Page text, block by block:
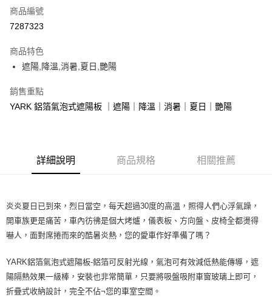
超商取貨付款
Apple Pay
街口支付
悠遊付
AFTEE先享後付
便利好安心！
１．簡單：不需註冊會員、不需綁卡、不需儲值。
２．便利：只要手機號碼，簡訊認證，即可結帳。
３．安心：先確認商品／服務後，再付款。
【「AFTEE先享後付」結帳流程】
結帳頁面，進行簡訊認證並確認金額後，即可完成結帳。
２．訂單成立數日內，您將收到繳費通知簡訊。
運送方式
全家取貨付款 (運費60$)
每筆NT$70，滿NT$490(含以上)免運費
付款後全家取貨 (運費70$)
每筆NT$70，滿NT$490(含以上)免運費
商品編號
7287323
商品特色
遮陽,降溫,消暑,夏日,艷陽
銷售重點
YARK 鋁箔氣泡式遮陽板 ｜遮陽｜降溫｜消暑｜夏日｜艷陽
詳細說明 商品規格 相關推薦
炎炎夏日已到來，烈日當空，每天超過30度的高溫，照得人們心浮氣躁，
開車族更是痛苦，車內彷彿是個大烤爐，儀表板、方向盤、皮椅全都燙得
嚇人，面對席捲而來的酷暑炎熱，您的愛車作好準備了嗎？
YARK鋁箔氣泡式遮陽板-鋁箔可反射光線，氣泡可有效減低熱能傳導，遮
陽隔熱效果一級棒，安裝也非常簡單，只要將吸盤吸附車窗玻璃上即可，
折疊式收納設計，完全不佔¬您的車室空間。